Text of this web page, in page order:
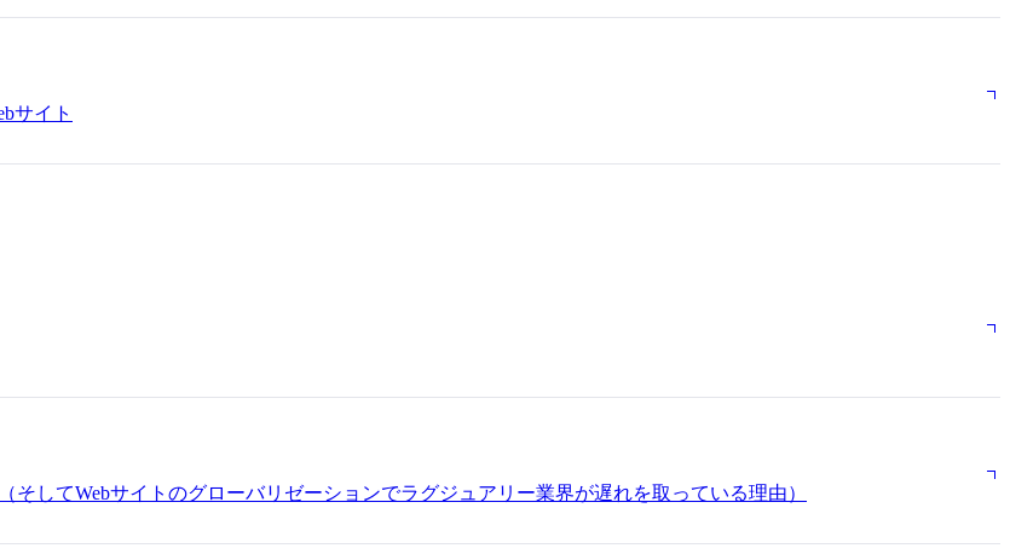
サイト
してWebサイトのグローバリゼーションでラグジュアリー業界が遅れを取っている理由）